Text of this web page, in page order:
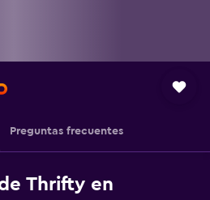
Preguntas frecuentes
Thrifty en